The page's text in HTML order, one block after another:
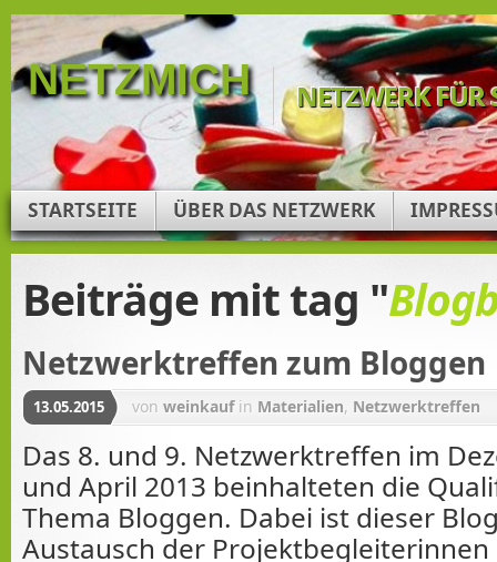
NETZMICH NETZWERK
STARTSEITE ÜBER DAS NETZWERK
Beiträge mit tag "
Netzwerktreffen zum Bloggen
13.05.2015 von weinkauf in Materialien, Netzwerktreffen
Das 8. und 9. Netzwerktreffen im
und April 2013 beinhalteten die
Thema Bloggen. Dabei ist dieser
Austausch der